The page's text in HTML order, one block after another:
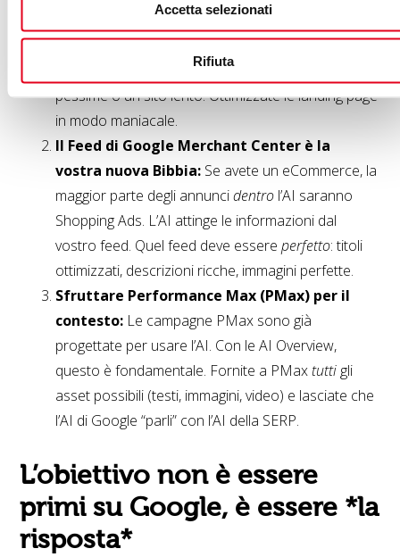
Accetta selezionati
Rifiuta
dentroun’AI Overview
annuncio deve avere un Punteggio Qualità stellare.
L’AI non suggerirà un prodotto con recensioni
pessime o un sito lento. Ottimizzate le landing page
in modo maniacale.
Il Feed di Google Merchant Center è la
vostra nuova Bibbia: Se avete un eCommerce, la
maggior parte degli annuncidentro l’AI saranno
Shopping Ads. L’AI attinge le informazioni dal
vostro feed. Quel feed deve essereperfetto: titoli
ottimizzati, descrizioni ricche, immagini perfette.
Sfruttare Performance Max (PMax) per il
contesto: Le campagne PMax sono già
progettate per usare l’AI. Con le AI Overview,
questo è fondamentale. Fornite a PMaxtutti gli
asset possibili (testi, immagini, video) e lasciate che
l’AI di Google “parli” con l’AI della SERP.
L’obiettivo non è essere
primi su Google, è essere *la
risposta*